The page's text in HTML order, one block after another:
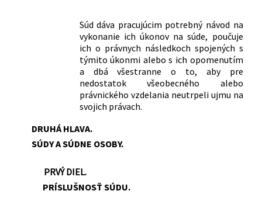
Súd dáva pracujúcim potrebný návod na
vykonanie ich úkonov na súde, poučuje
ich o právnych následkoch spojených s
týmito úkonmi alebo s ich opomenutím
a dbá všestranne o to, aby pre
nedostatok všeobecného alebo
právnického vzdelania neutrpeli ujmu na
svojich právach.
DRUHÁ HLAVA.
SÚDY A SÚDNE OSOBY.
PRVÝ DIEL.
PRÍSLUŠNOSŤ SÚDU.